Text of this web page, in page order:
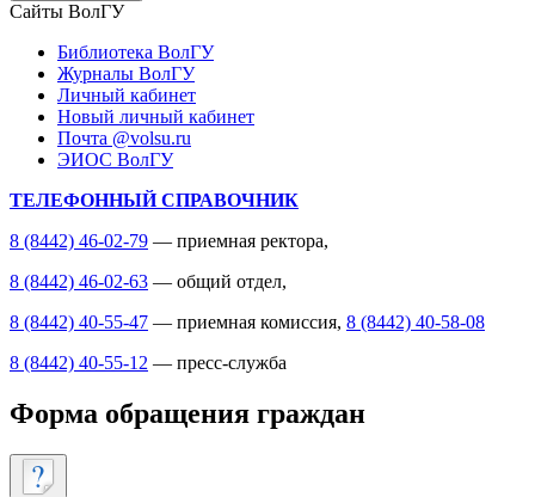
Сайты ВолГУ
Библиотека ВолГУ
Журналы ВолГУ
Личный кабинет
Новый личный кабинет
Почта @volsu.ru
ЭИОС ВолГУ
ТЕЛЕФОННЫЙ СПРАВОЧНИК
8 (8442) 46-02-79 — приемная ректора,
8 (8442) 46-02-63 — общий отдел,
8 (8442) 40-55-47 — приемная комиссия, 8 (8442) 40-58-08
8 (8442) 40-55-12 — пресс-служба
Форма обращения граждан